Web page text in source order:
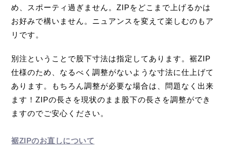
め、スポーティ過ぎません。ZIPをどこまで上げるかは
お好みで構いません。ニュアンスを変えて楽しむのもア
リです。
別注ということで股下寸法は指定してあります。裾ZIP
仕様のため、なるべく調整がないような寸法に仕上げて
あります。もちろん調整が必要な場合は、問題なく出来
ます！ZIPの長さを現状のまま股下の長さを調整ができ
ますのでご安心ください。
裾ZIPのお直しについて